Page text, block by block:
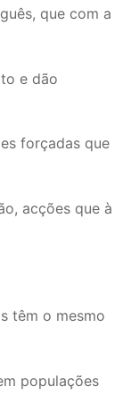
que com a
e dão
forçadas que
acções que à
têm o mesmo
populações